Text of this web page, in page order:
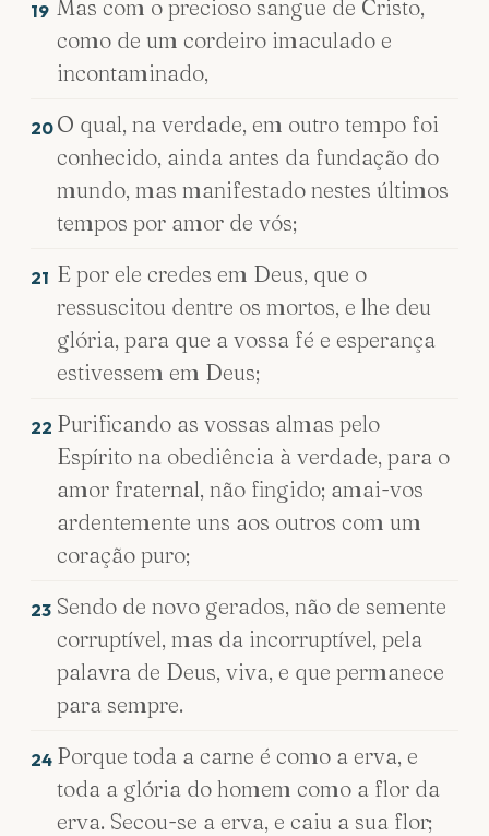
19 Mas com o precioso sangue de Cristo,
como de um cordeiro imaculado e
incontaminado,
20 O qual, na verdade, em outro tempo foi
conhecido, ainda antes da fundação do
mundo, mas manifestado nestes últimos
tempos por amor de vós;
21 E por ele credes em Deus, que o
ressuscitou dentre os mortos, e lhe deu
glória, para que a vossa fé e esperança
estivessem em Deus;
22 Purificando as vossas almas pelo
Espírito na obediência à verdade, para o
amor fraternal, não fingido; amai-vos
ardentemente uns aos outros com um
coração puro;
23 Sendo de novo gerados, não de semente
corruptível, mas da incorruptível, pela
palavra de Deus, viva, e que permanece
para sempre.
24 Porque toda a carne é como a erva, e
toda a glória do homem como a flor da
erva. Secou-se a erva, e caiu a sua flor;